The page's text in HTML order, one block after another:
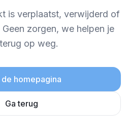
is verplaatst, verwijderd of
zorgen, we helpen je
op weg.
de homepagina
Ga terug